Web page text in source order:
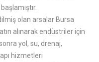
olan arsalar Bursa
alınarak endüstriler için
yol, su, drenaj,
hizmetleri